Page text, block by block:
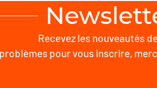
Recevez les nouveautés
pour vous inscrire,